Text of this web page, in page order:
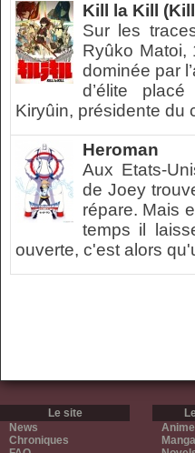
Kill la Kill
Sur les
Ryûko Matoi,
dominée par
d’élite
Kiryûin, présidente du
Heroman
Aux Etats-
de Joey
répare. Mais
temps il
ouverte, c'est alors
Le site
News
Chroniques